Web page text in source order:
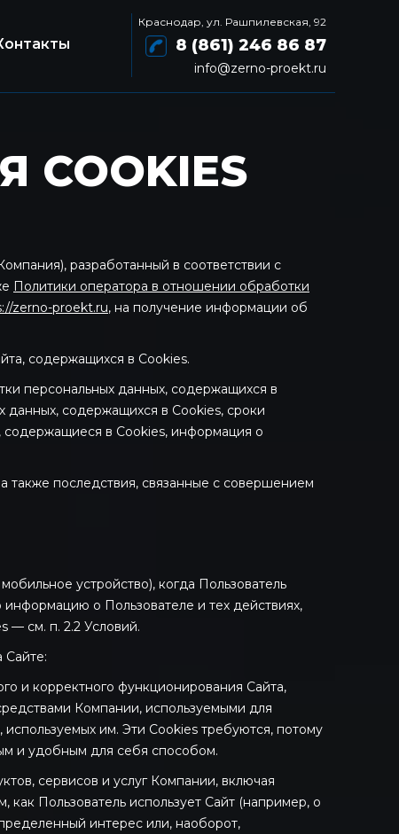
Краснодар, ул. Рашпилевская, 92
8 (861) 246 86 87
info@zerno-proekt.ru
разработанный в соответствии с
Политики оператора в отношении обработки
zerno-proekt.ru, на получение информации об
содержащихся в Cookies.
персональных данных, содержащихся в
содержащихся в Cookies, сроки
содержащиеся в Cookies, информация о
также последствия, связанные с совершением
устройство), когда Пользователь
о Пользователе и тех действиях,
— см. п. 2.2 Условий.
Сайте:
и корректного функционирования Сайта,
Компании, используемыми для
им. Эти Cookies требуются, потому
и удобным для себя способом.
сервисов и услуг Компании, включая
Пользователь использует Сайт (например, о
интерес или, наоборот,